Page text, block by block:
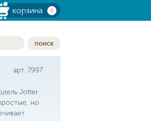
корзина 0
поиск
арт. 7997
Jotter
но